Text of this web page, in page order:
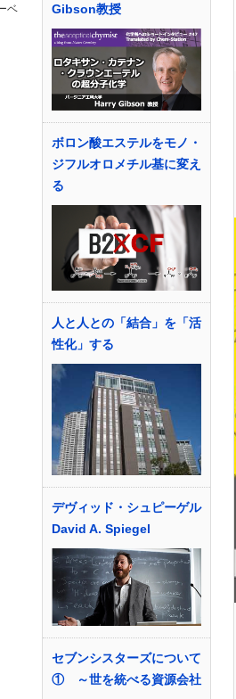
ベ
Gibson教授
ボロン酸エステルをモノ・
ジフルオロメチル基に変え
る
人と人との「結合」を「活
性化」する
デヴィッド・シュピーゲル
David A. Spiegel
セブンシスターズについて
① ～世を統べる資源会社